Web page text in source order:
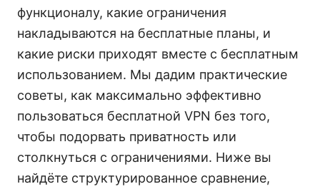
функционалу, какие ограничения
накладываются на бесплатные планы, и
какие риски приходят вместе с бесплатным
использованием. Мы дадим практические
советы, как максимально эффективно
пользоваться бесплатной VPN без того,
чтобы подорвать приватность или
столкнуться с ограничениями. Ниже вы
найдёте структурированное сравнение,